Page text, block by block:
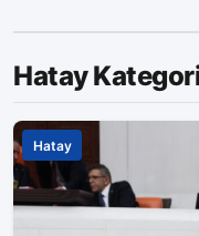
Hatay
Hatay